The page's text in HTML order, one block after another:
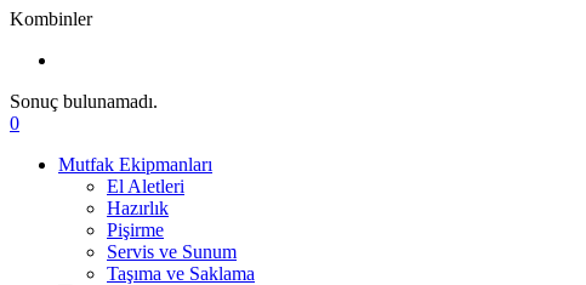
Kombinler
Sonuç bulunamadı.
0
Mutfak Ekipmanları
El Aletleri
Hazırlık
Pişirme
Servis ve Sunum
Taşıma ve Saklama